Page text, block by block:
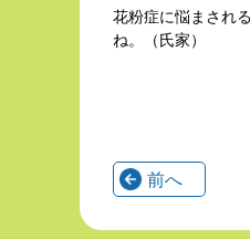
花粉症に悩まされ
ね。（氏家）
前へ